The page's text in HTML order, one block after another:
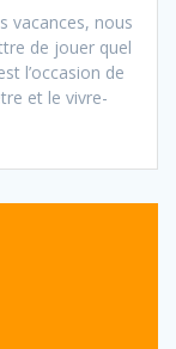
vacances, nous
de jouer quel
l’occasion de
et le vivre-